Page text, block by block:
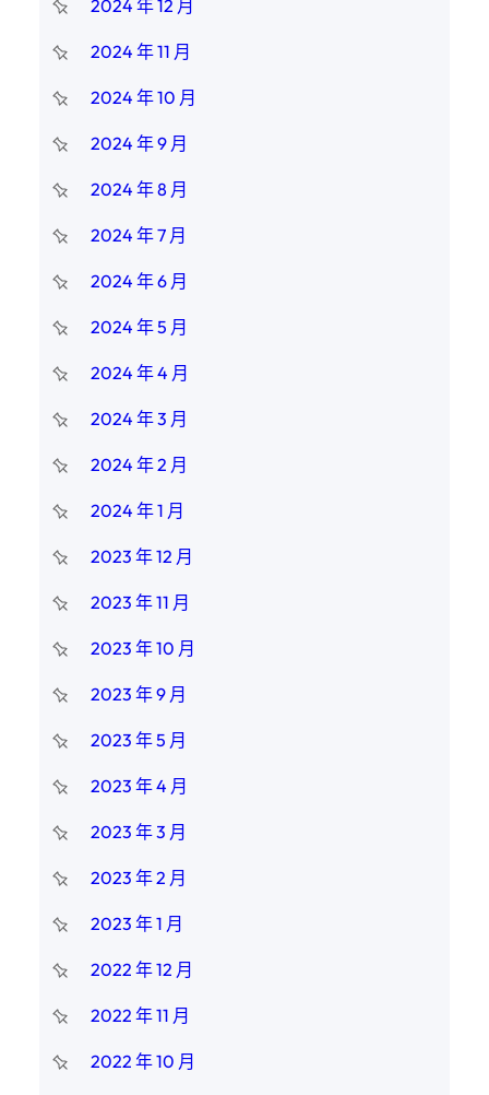
2024 年 12 月
2024 年 11 月
2024 年 10 月
2024 年 9 月
2024 年 8 月
2024 年 7 月
2024 年 6 月
2024 年 5 月
2024 年 4 月
2024 年 3 月
2024 年 2 月
2024 年 1 月
2023 年 12 月
2023 年 11 月
2023 年 10 月
2023 年 9 月
2023 年 5 月
2023 年 4 月
2023 年 3 月
2023 年 2 月
2023 年 1 月
2022 年 12 月
2022 年 11 月
2022 年 10 月